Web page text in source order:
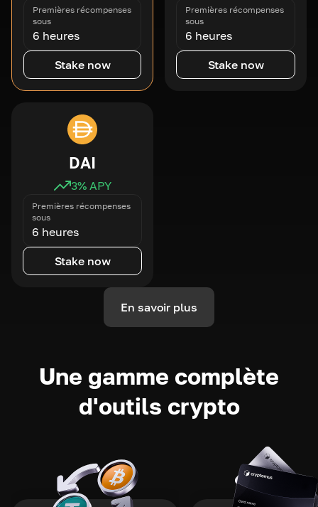
Premières récompenses
sous
6 heures
Stake now
Premières récompenses
sous
6 heures
Stake now
DAI
3% APY
Premières récompenses
sous
6 heures
Stake now
En savoir plus
Une gamme complète
d'outils crypto